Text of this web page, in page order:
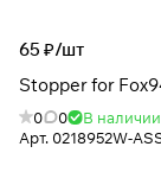
65 ₽/шт
Stopper for
0 0
В наличии
Арт. 0218952W-